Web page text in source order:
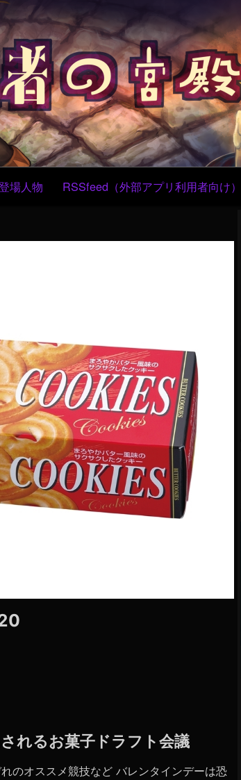
ン
テ
ン
ツ
へ
ス
キ
ッ
プ
場人物 RSSfeed（外部アプリ利用者向け）
れるお菓子ドラフト会議
のオススメ競技など バレンタインデーは恐